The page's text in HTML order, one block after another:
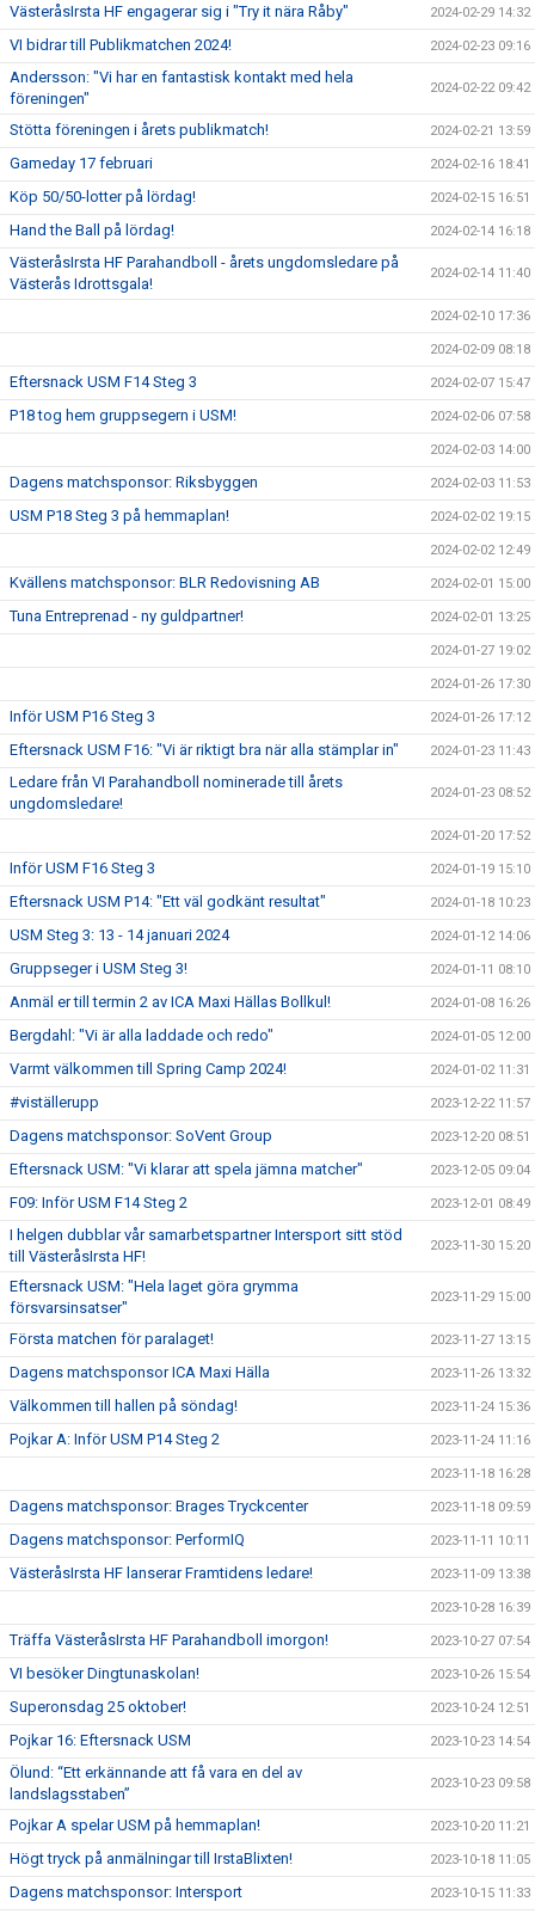
VästeråsIrsta HF engagerar sig i "Try it nära Råby" 2024-02-29 14:32
VI bidrar till Publikmatchen 2024! 2024-02-23 09:16
Andersson: "Vi har en fantastisk kontakt med hela
föreningen"
2024-02-22 09:42
Stötta föreningen i årets publikmatch! 2024-02-21 13:59
Gameday 17 februari 2024-02-16 18:41
Köp 50/50-lotter på lördag! 2024-02-15 16:51
Hand the Ball på lördag! 2024-02-14 16:18
VästeråsIrsta HF Parahandboll - årets ungdomsledare på
Västerås Idrottsgala!
2024-02-14 11:40
2024-02-10 17:36
2024-02-09 08:18
Eftersnack USM F14 Steg 3 2024-02-07 15:47
P18 tog hem gruppsegern i USM! 2024-02-06 07:58
2024-02-03 14:00
Dagens matchsponsor: Riksbyggen 2024-02-03 11:53
USM P18 Steg 3 på hemmaplan! 2024-02-02 19:15
2024-02-02 12:49
Kvällens matchsponsor: BLR Redovisning AB 2024-02-01 15:00
Tuna Entreprenad - ny guldpartner! 2024-02-01 13:25
2024-01-27 19:02
2024-01-26 17:30
Inför USM P16 Steg 3 2024-01-26 17:12
Eftersnack USM F16: "Vi är riktigt bra när alla stämplar in" 2024-01-23 11:43
Ledare från VI Parahandboll nominerade till årets
ungdomsledare!
2024-01-23 08:52
2024-01-20 17:52
Inför USM F16 Steg 3 2024-01-19 15:10
Eftersnack USM P14: "Ett väl godkänt resultat" 2024-01-18 10:23
USM Steg 3: 13 - 14 januari 2024 2024-01-12 14:06
Gruppseger i USM Steg 3! 2024-01-11 08:10
Anmäl er till termin 2 av ICA Maxi Hällas Bollkul! 2024-01-08 16:26
Bergdahl: "Vi är alla laddade och redo" 2024-01-05 12:00
Varmt välkommen till Spring Camp 2024! 2024-01-02 11:31
#viställerupp 2023-12-22 11:57
Dagens matchsponsor: SoVent Group 2023-12-20 08:51
Eftersnack USM: "Vi klarar att spela jämna matcher" 2023-12-05 09:04
F09: Inför USM F14 Steg 2 2023-12-01 08:49
I helgen dubblar vår samarbetspartner Intersport sitt stöd
till VästeråsIrsta HF!
2023-11-30 15:20
Eftersnack USM: "Hela laget göra grymma
försvarsinsatser"
2023-11-29 15:00
Första matchen för paralaget! 2023-11-27 13:15
Dagens matchsponsor ICA Maxi Hälla 2023-11-26 13:32
Välkommen till hallen på söndag! 2023-11-24 15:36
Pojkar A: Inför USM P14 Steg 2 2023-11-24 11:16
2023-11-18 16:28
Dagens matchsponsor: Brages Tryckcenter 2023-11-18 09:59
Dagens matchsponsor: PerformIQ 2023-11-11 10:11
VästeråsIrsta HF lanserar Framtidens ledare! 2023-11-09 13:38
2023-10-28 16:39
Träffa VästeråsIrsta HF Parahandboll imorgon! 2023-10-27 07:54
VI besöker Dingtunaskolan! 2023-10-26 15:54
Superonsdag 25 oktober! 2023-10-24 12:51
Pojkar 16: Eftersnack USM 2023-10-23 14:54
Ölund: “Ett erkännande att få vara en del av
landslagsstaben”
2023-10-23 09:58
Pojkar A spelar USM på hemmaplan! 2023-10-20 11:21
Högt tryck på anmälningar till IrstaBlixten! 2023-10-18 11:05
Dagens matchsponsor: Intersport 2023-10-15 11:33